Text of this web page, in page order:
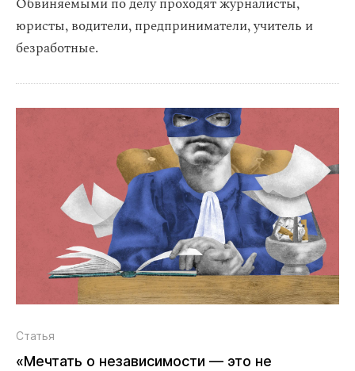
юристы, водители, предприниматели, учитель и
безработные.
Статья
«Мечтать о независимости — это не